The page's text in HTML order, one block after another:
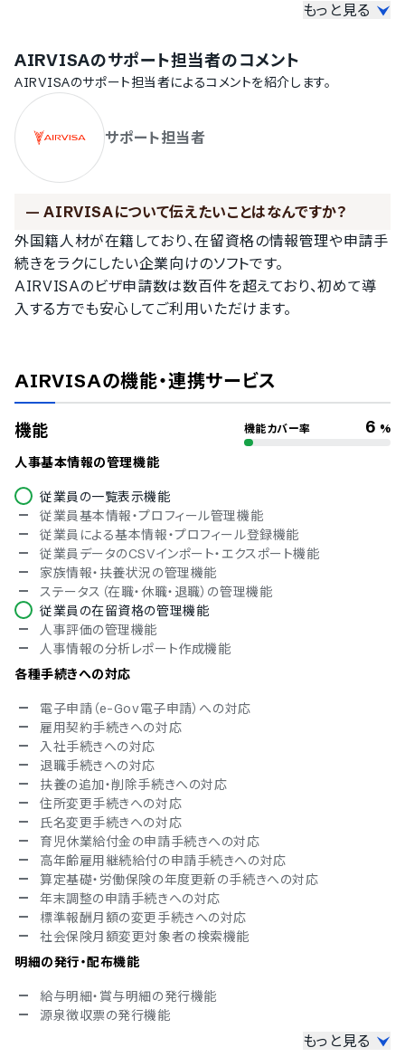
Pマーク
冗長化
通信の暗号化
二要素認証・二段階認証
シングルサインオン
操作ログ取得
対応言語
中国語
英語
韓国語
ベトナム語
もっと見る
AIRVISAのサポート担当者のコメント
AIRVISAのサポート担当者によるコメントを紹介します。
サポート担当者
— AIRVISAについて伝えたいことはなんですか？
外国籍人材が在籍しており、在留資格の情報管理や申請手
続きをラクにしたい企業向けのソフトです。
AIRVISAのビザ申請数は数百件を超えており、初めて導
入する方でも安心してご利用いただけます。
AIRVISAの機能・連携サービス
機能 機能カバー率 6 %
人事基本情報の管理機能
従業員の一覧表示機能
従業員基本情報・プロフィール管理機能
従業員による基本情報・プロフィール登録機能
従業員データのCSVインポート・エクスポート機能
家族情報・扶養状況の管理機能
ステータス（在職・休職・退職）の管理機能
従業員の在留資格の管理機能
人事評価の管理機能
人事情報の分析レポート作成機能
各種手続きへの対応
電子申請（e-Gov電子申請）への対応
雇用契約手続きへの対応
入社手続きへの対応
退職手続きへの対応
扶養の追加・削除手続きへの対応
住所変更手続きへの対応
氏名変更手続きへの対応
育児休業給付金の申請手続きへの対応
高年齢雇用継続給付の申請手続きへの対応
算定基礎・労働保険の年度更新の手続きへの対応
年末調整の申請手続きへの対応
標準報酬月額の変更手続きへの対応
社会保険月額変更対象者の検索機能
明細の発行・配布機能
給与明細・賞与明細の発行機能
源泉徴収票の発行機能
もっと見る